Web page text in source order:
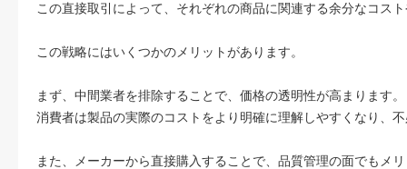
この直接取引によって、それぞれの商品に関連する余分なコス
この戦略にはいくつかのメリットがあります。
まず、中間業者を排除することで、価格の透明性が高まります。
消費者は製品の実際のコストをより明確に理解しやすくなり、
また、メーカーから直接購入することで、品質管理の面でもメ